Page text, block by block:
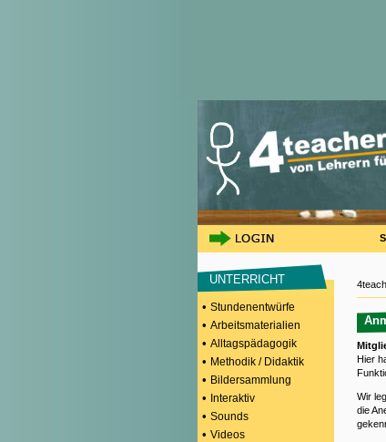
UNTERRICHT
• Stundenentwürfe
• Arbeitsmaterialien
• Alltagspädagogik
• Methodik / Didaktik
• Bildersammlung
• Interaktiv
• Sounds
• Videos
Hier
Wir
die